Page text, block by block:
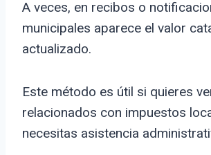
A veces, en recibos o
municipales aparece el valor
actualizado.
Este método es útil si quieres
relacionados con impuestos
necesitas asistencia